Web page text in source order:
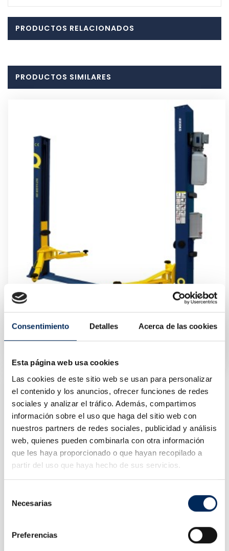
Consentimiento Detalles Acerca de las cookies
Esta página web usa cookies
Las cookies de este sitio web se usan para personalizar
el contenido y los anuncios, ofrecer funciones de redes
sociales y analizar el tráfico. Además, compartimos
información sobre el uso que haga del sitio web con
nuestros partners de redes sociales, publicidad y análisis
web, quienes pueden combinarla con otra información
que les haya proporcionado o que hayan recopilado a
partir del uso que haya hecho de sus servicios.
Necesarias
Preferencias
PRODUCTOS RELACIONADOS
PRODUCTOS SIMILARES
Elevador De Coches 2 Columnas 4 Toneladas 380v
10/EQT-4.0-2DE-380
Elevador Lateral De 1,5 Toneladas